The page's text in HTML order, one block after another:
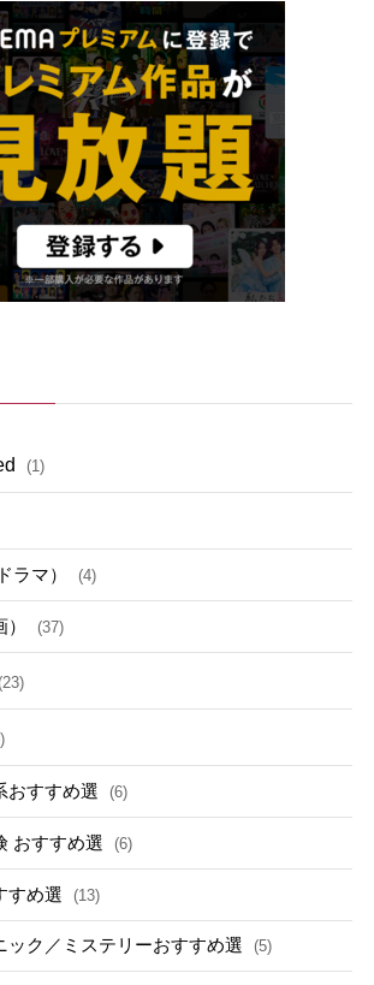
(1)
ラマ） (4)
） (37)
おすすめ選 (6)
おすすめ選 (6)
すめ選 (13)
ック／ミステリーおすすめ選 (5)